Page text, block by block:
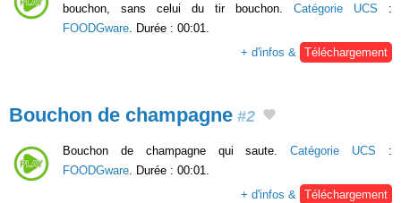
bouchon, sans celui du tir bouchon. Catégorie UCS :
FOODGware . Durée : 00:01.
+ d'infos &
Téléchargement
Bouchon de champagne #2
Bouchon de champagne qui saute.Catégorie UCS :
FOODGware. Durée : 00:01.
+ d'infos & Téléchargement